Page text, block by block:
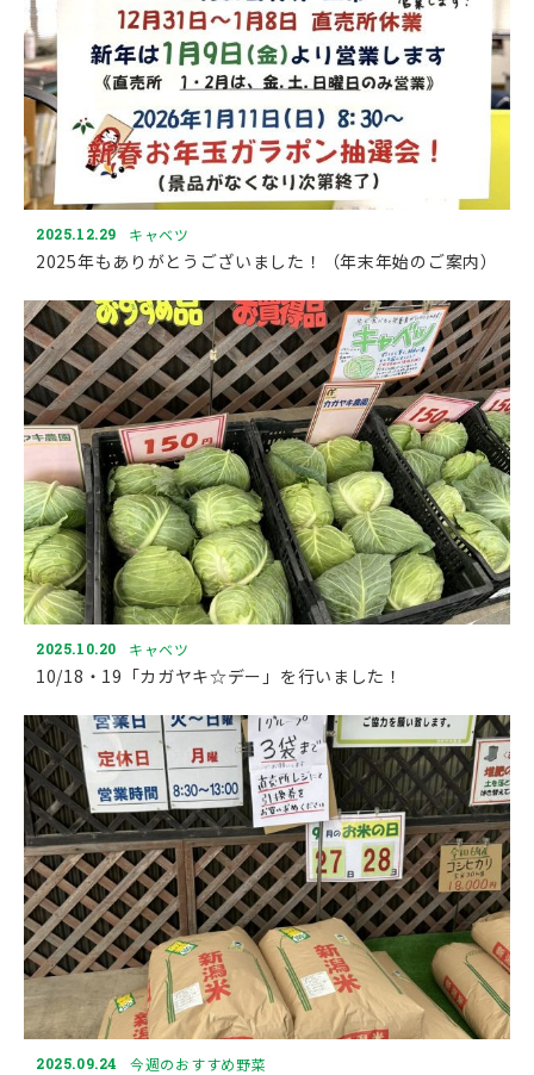
2025.12.29 キャベツ
2025年もありがとうございました！（年末年始のご案内）
2025.10.20 キャベツ
10/18・19「カガヤキ☆デー」を行いました！
2025.09.24 今週のおすすめ野菜